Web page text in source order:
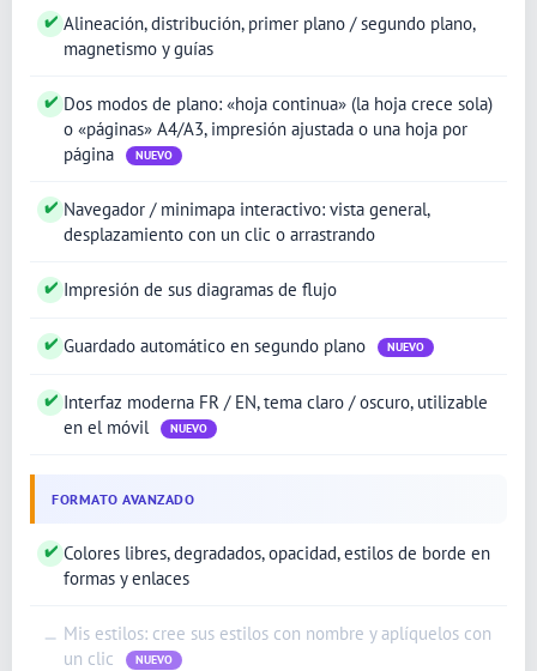
✔ Alineación, distribución, primer plano / segundo plano,
magnetismo y guías
✔ Dos modos de plano: «hoja continua» (la hoja crece sola)
o «páginas» A4/A3, impresión ajustada o una hoja por
página
NUEVO
✔ Navegador / minimapa interactivo: vista general,
desplazamiento con un clic o arrastrando
✔ Impresión de sus diagramas de flujo
✔ Guardado automático en segundo plano NUEVO
✔ Interfaz moderna FR / EN, tema claro / oscuro, utilizable
en el móvil
NUEVO
FORMATO AVANZADO
✔ Colores libres, degradados, opacidad, estilos de borde en
formas y enlaces
— Mis estilos: cree sus estilos con nombre y aplíquelos con
un clic
NUEVO